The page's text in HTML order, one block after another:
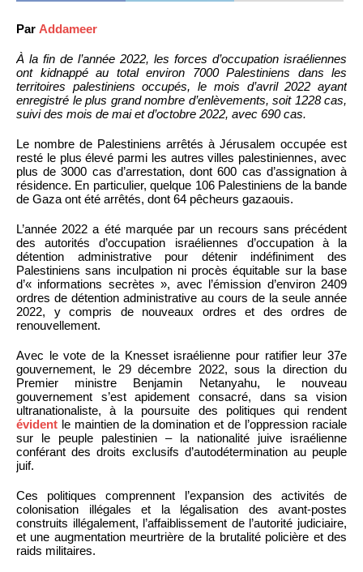
Par Addameer
À la fin de l’année 2022, les forces d’occupation israéliennes
ont kidnappé au total environ 7000 Palestiniens dans les
territoires palestiniens occupés, le mois d’avril 2022 ayant
enregistré le plus grand nombre d’enlèvements, soit 1228 cas,
suivi des mois de mai et d’octobre 2022, avec 690 cas.
Le nombre de Palestiniens arrêtés à Jérusalem occupée est
resté le plus élevé parmi les autres villes palestiniennes, avec
plus de 3000 cas d’arrestation, dont 600 cas d’assignation à
résidence. En particulier, quelque 106 Palestiniens de la bande
de Gaza ont été arrêtés, dont 64 pêcheurs gazaouis.
L’année 2022 a été marquée par un recours sans précédent
des autorités d’occupation israéliennes d’occupation à la
détention administrative pour détenir indéfiniment des
Palestiniens sans inculpation ni procès équitable sur la base
d’« informations secrètes », avec l’émission d’environ 2409
ordres de détention administrative au cours de la seule année
2022, y compris de nouveaux ordres et des ordres de
renouvellement.
Avec le vote de la Knesset israélienne pour ratifier leur 37e
gouvernement, le 29 décembre 2022, sous la direction du
Premier ministre Benjamin Netanyahu, le nouveau
gouvernement s’est apidement consacré, dans sa vision
ultranationaliste, à la poursuite des politiques qui rendent
évident le maintien de la domination et de l’oppression raciale
sur le peuple palestinien – la nationalité juive israélienne
conférant des droits exclusifs d’autodétermination au peuple
juif.
Ces politiques comprennent l’expansion des activités de
colonisation illégales et la légalisation des avant-postes
construits illégalement, l’affaiblissement de l’autorité judiciaire,
et une augmentation meurtrière de la brutalité policière et des
raids militaires.